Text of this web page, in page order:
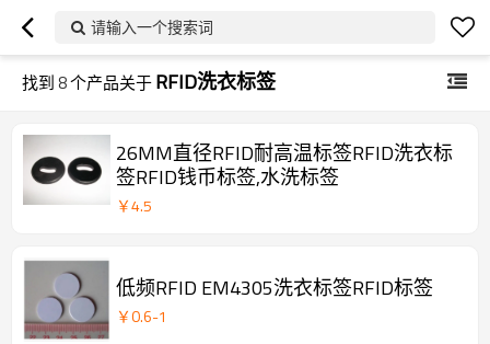
请输入一个搜索词
找到8个产品关于RFID洗衣标签
26MM直径RFID耐高温标签RFID洗衣标
签RFID钱币标签,水洗标签
￥4.5
低频RFID EM4305洗衣标签RFID标签
￥0.6-1